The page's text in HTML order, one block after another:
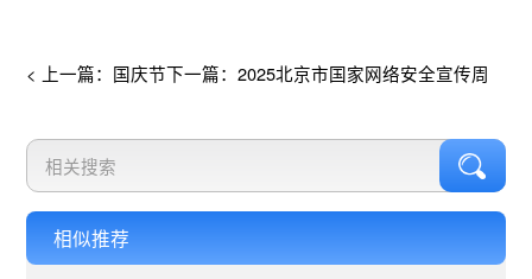
< 上一篇：国庆节下一篇：2025北京市国家网络安全宣传周
相似推荐